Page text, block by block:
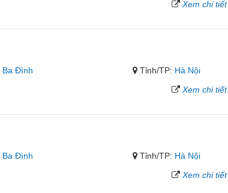
Xem chi tiết
Ba Đình Tỉnh/TP: Hà Nội
Xem chi tiết
Ba Đình Tỉnh/TP: Hà Nội
Xem chi tiết